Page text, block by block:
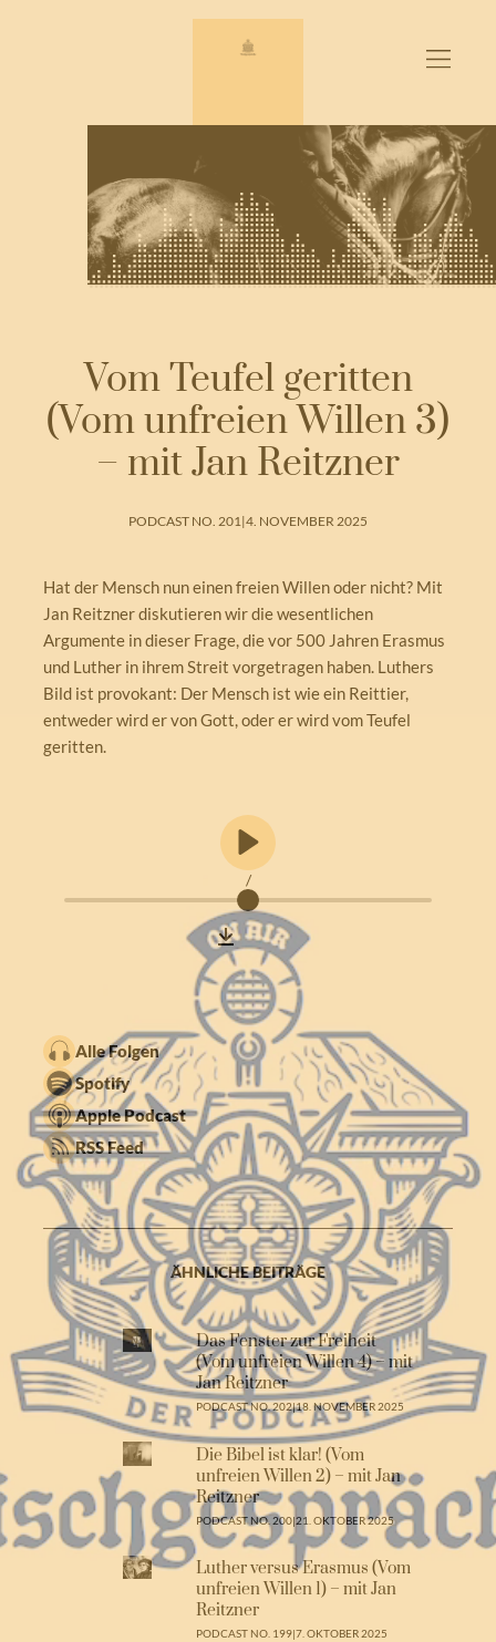
Vom Teufel geritten
(Vom unfreien Willen 3)
– mit Jan Reitzner
PODCAST NO. 201 |4. NOVEMBER 2025
Hat der Mensch nun einen freien Willen oder nicht? Mit
Jan Reitzner diskutieren wir die wesentlichen
Argumente in dieser Frage, die vor 500 Jahren Erasmus
und Luther in ihrem Streit vorgetragen haben. Luthers
Bild ist provokant: Der Mensch ist wie ein Reittier,
entweder wird er von Gott, oder er wird vom Teufel
geritten.
/
Alle Folgen
Spotify
Apple Podcast
RSS Feed
ÄHNLICHE BEITRÄGE
Das Fenster zur Freiheit
(Vom unfreien Willen 4) – mit
Jan Reitzner
PODCAST NO. 202|18. NOVEMBER 2025
Die Bibel ist klar! (Vom
unfreien Willen 2) – mit Jan
Reitzner
PODCAST NO. 200|21. OKTOBER 2025
Luther versus Erasmus (Vom
unfreien Willen 1) – mit Jan
Reitzner
PODCAST NO. 199|7. OKTOBER 2025